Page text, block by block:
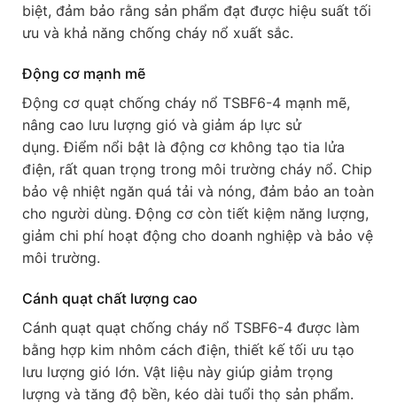
biệt, đảm bảo rằng sản phẩm đạt được hiệu suất tối
ưu và khả năng chống cháy nổ xuất sắc.
Động cơ mạnh mẽ
Động cơ quạt chống cháy nổ TSBF6-4 mạnh mẽ,
nâng cao lưu lượng gió và giảm áp lực sử
dụng. Điểm nổi bật là động cơ không tạo tia lửa
điện, rất quan trọng trong môi trường cháy nổ. Chip
bảo vệ nhiệt ngăn quá tải và nóng, đảm bảo an toàn
cho người dùng. Động cơ còn tiết kiệm năng lượng,
giảm chi phí hoạt động cho doanh nghiệp và bảo vệ
môi trường.
Cánh quạt chất lượng cao
Cánh quạt quạt chống cháy nổ TSBF6-4 được làm
bằng hợp kim nhôm cách điện, thiết kế tối ưu tạo
lưu lượng gió lớn. Vật liệu này giúp giảm trọng
lượng và tăng độ bền, kéo dài tuổi thọ sản phẩm.